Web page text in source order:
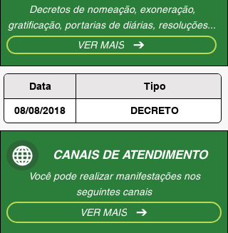
Decretos de nomeação, exoneração,
gratificação, portarias de diárias, resoluções...
VER MAIS
Data Tipo
08/08/2018 DECRETO
CANAIS DE ATENDIMENTO
Você pode realizar manifestações nos
seguintes canais
VER MAIS